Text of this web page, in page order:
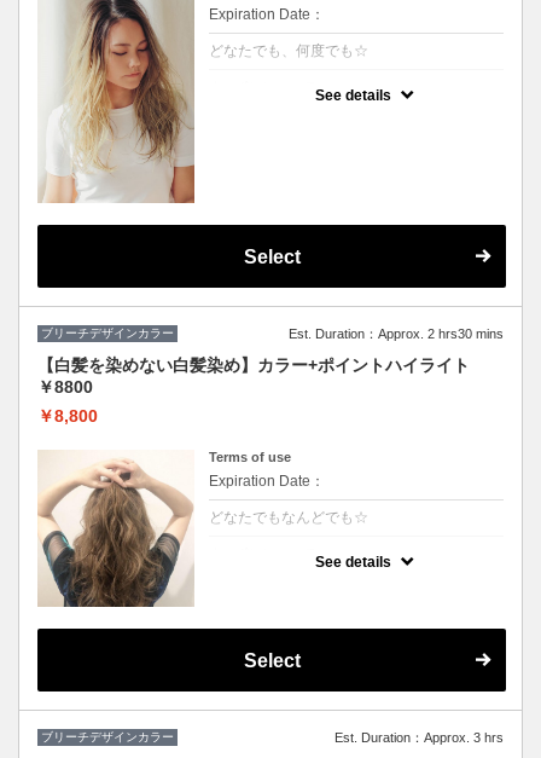
Expiration Date：
どなたでも、何度でも☆
See details
Select
ブリーチデザインカラー Est. Duration：Approx. 2 hrs30 mins
【白髪を染めない白髪染め】カラー+ポイントハイライト
￥8800
￥8,800
Terms of use
Expiration Date：
どなたでもなんどでも☆
ハイライトと全体カラーの料金込みでお得♪
See details
Select
ブリーチデザインカラー Est. Duration：Approx. 3 hrs